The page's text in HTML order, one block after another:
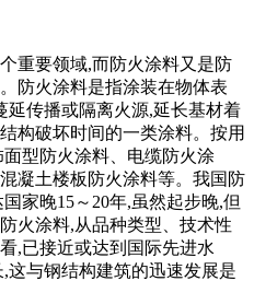
重要领域,而防火涂料又是防
防火涂料是指涂装在物体表
延传播或隔离火源,延长基材着
构破坏时间的一类涂料。按用
型防火涂料、电缆防火涂
凝土楼板防火涂料等。我国防
家晚15～20年,虽然起步晚,但
火涂料,从品种类型、技术性
,已接近或达到国际先进水
这与钢结构建筑的迅速发展是